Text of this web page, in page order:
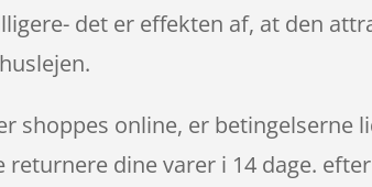
det er effekten af, at den
shoppes online, er betingelserne
dine varer i 14 dage.